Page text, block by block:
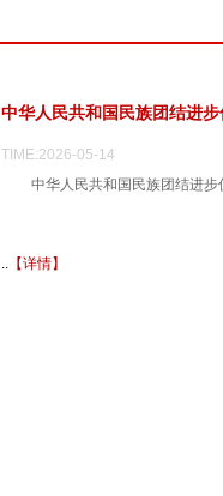
中华人民共和国民族团结进
TIME:2026-05-14
中华人民共和国民族团结进
.. 【详情】